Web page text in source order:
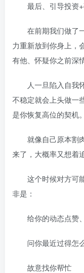
最后、引导投资+
在前期我们做了一
力重新放到你身上，
有他、怀疑你之前深
人一旦陷入自我怀
不稳定就会上头做一
是你恢复高位的契机。
就像自己原本割肉
来了，大概率又想着
这个时候对方可能
非是：
给你的动态点赞
问你最近过得怎
故意找你帮忙